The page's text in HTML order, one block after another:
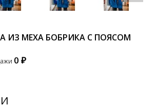
ИЗ МЕХА БОБРИКА С ПОЯСОМ
0 ₽